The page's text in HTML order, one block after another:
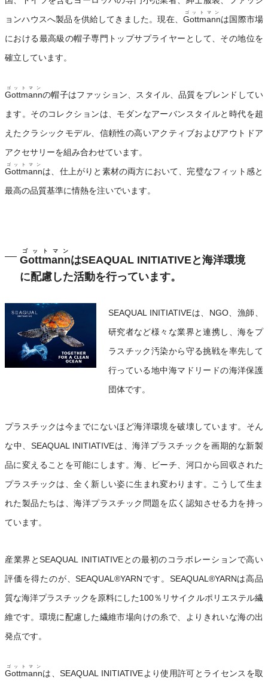
ョンハウスへ製品を供給してきました。現在、 Gottmann
ゴットマン
は国際市場
における最高級の帽子専門トップサプライヤーとして、その地位を
確立しています。
Gottmann
ゴットマン
の帽子はファッション、スタイル、品質をブレンドしてい
ます。そのコレクションは、モダンなアーバンスタイルと時代を超
えたクラシックモデル、信頼性の高いアクティブおよびアウトドア
アクセサリーを組み合わせています。
Gottmann
ゴットマン
は、仕上がりと素材の両方において、完璧なフィット感と
最高の品質基準に情熱を注いでいます。
Gottmann
ゴットマン
はSEAQUAL INITIATIVEと海洋環境
に配慮した活動を行っています。
SEAQUAL INITIATIVEは、NGO、漁師、
研究者など様々な業界と連携し、海をプ
ラスチック汚染から守る挑戦を率先して
行っている地中海マドリードの海洋保護
団体です。
プラスチックは今までにないほど海洋環境を破壊しています。そん
な中、SEAQUAL INITIATIVEは、海洋プラスチックを画期的な新製
品に変えることを可能にします。海、ビーチ、河口から回収された
プラスチックは、全く新しい姿に生まれ変わります。こうして生ま
れた製品たちは、海洋プラスチック問題を広く認知させる力を持っ
ています。
産業界とSEAQUAL INITIATIVEとの最初のコラボレーションで高い
評価を得たのが、SEAQUAL®YARNです。SEAQUAL®YARNは高品
質な海洋プラスチックを原料にした100％リサイクルポリエステル繊
維です。環境に配慮した繊維市場向けの糸で、よりきれいな海の出
発点です。
Gottmann
ゴットマン
は、SEAQUAL INITIATIVEより使用許可とライセンスを取